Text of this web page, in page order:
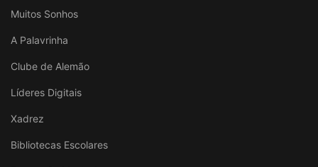
Muitos Sonhos
A Palavrinha
Clube de Alemão
Líderes Digitais
Xadrez
Bibliotecas Escolares